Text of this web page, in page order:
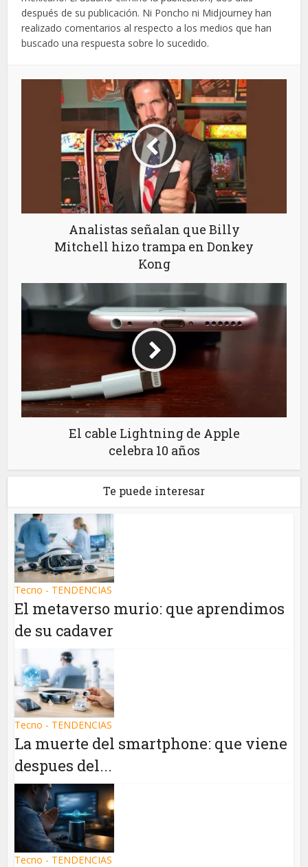
después de su publicación. Ni Poncho ni Midjourney han
realizado comentarios al respecto a los medios que han
buscado una respuesta sobre lo sucedido.
Analistas señalan que Billy
Mitchell hizo trampa en Donkey
Kong
El cable Lightning de Apple
celebra 10 años
Te puede interesar
Tecno - TENDENCIAS
El metaverso murio: que aprendimos
de su cadaver
Tecno - TENDENCIAS
La muerte del smartphone: que viene
despues del...
Tecno - TENDENCIAS